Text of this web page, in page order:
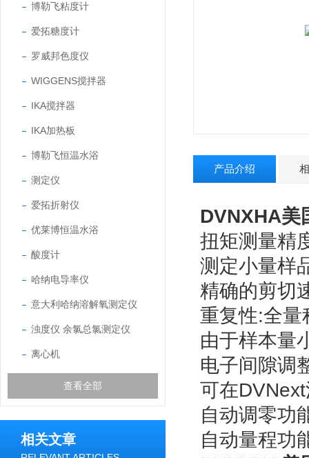
博勒飞粘度计
爱拓糖度计
罗威邦色度仪
WIGGENS搅拌器
IKA搅拌器
IKA加热板
博勒飞恒温水浴
测定仪
爱拓折射仪
优莱博恒温水浴
酸度计
哈纳电导率仪
意大利哈纳溶解氧测定仪
浊度仪 余氯总氯测定仪
离心机
查看全部
相关文章
产品介绍
DVNXHA
扭矩测量精
测定小量样
精确的剪切
重复性:全量
由于样本量
电子间隙调
可在
自动调零功
自动量程功